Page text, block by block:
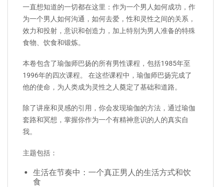
一直想知道的一切都在这里：作为一个男人如何成功，作
为一个男人如何沟通，如何去爱，性和灵性之间的关系，
效力和投射，意识和创造力，加上特别为男人准备的特殊
食物、饮食和锻炼。
本卷包含了瑜伽师巴扬的所有男性课程，包括1985年至
1996年的四次课程。 在这些课程中，瑜伽师巴扬完成了
他的使命，为人类成为灵性之人奠定了基础和道路。
除了讲座和灵感的引用，你会发现瑜伽的方法，通过瑜伽
套路和冥想，掌握你作为一个有精神意识的人的真实自
我。
主题包括：
生活在节奏中：一个真正男人的生活方式和饮
食